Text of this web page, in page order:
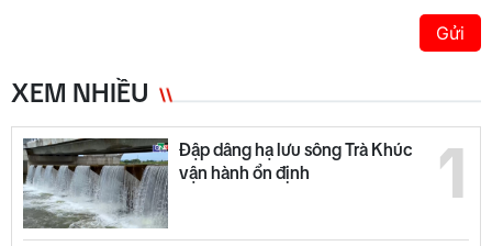
Gửi
XEM NHIỀU
1
Đập dâng hạ lưu sông Trà Khúc
vận hành ổn định